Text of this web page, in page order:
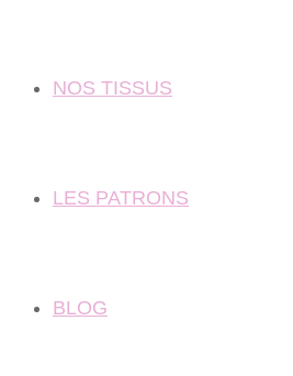
NOS TISSUS
LES PATRONS
BLOG